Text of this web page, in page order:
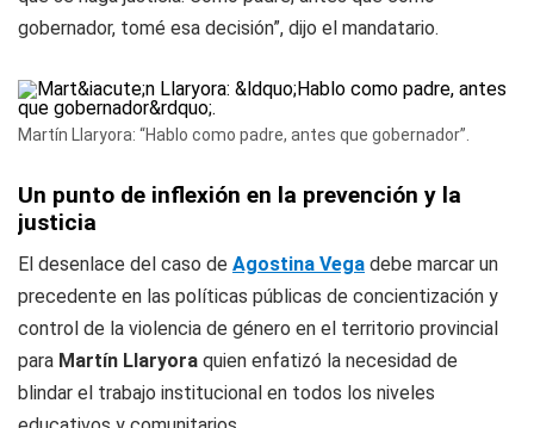
gobernador, tomé esa decisión”, dijo el mandatario.
Martín Llaryora: “Hablo como padre, antes que gobernador”.
Un punto de inflexión en la prevención y la
justicia
El desenlace del caso de Agostina Vega debe marcar un
precedente en las políticas públicas de concientización y
control de la violencia de género en el territorio provincial
para Martín Llaryora quien enfatizó la necesidad de
blindar el trabajo institucional en todos los niveles